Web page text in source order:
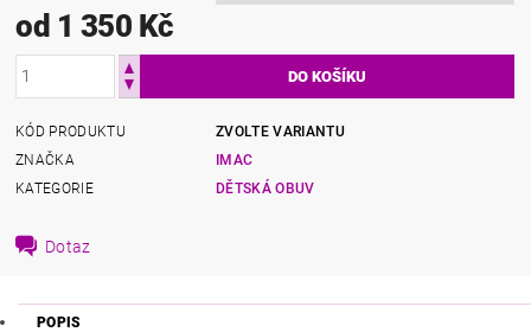
od 1 350 Kč
KÓD PRODUKTU
ZVOLTE VARIANTU
ZNAČKA
IMAC
KATEGORIE
DĚTSKÁ OBUV
Dotaz
POPIS